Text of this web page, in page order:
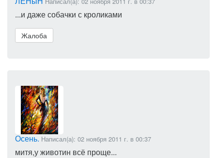
...и даже собачки с кроликами
Жалоба
Осень. Написал(а): 02 ноября 2011 г. в 00:37
митя,у животин всё проще...